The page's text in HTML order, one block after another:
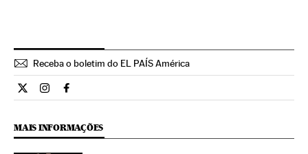
Receba o boletim do EL PAÍS América
Ciencia El País Brasil en Twitter
Ciencia El País Brasil en Instagram
Ciencia El País Brasil en Facebook
MAIS INFORMAÇÕES